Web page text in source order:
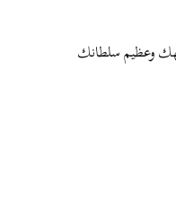
وعظيم سلطانك